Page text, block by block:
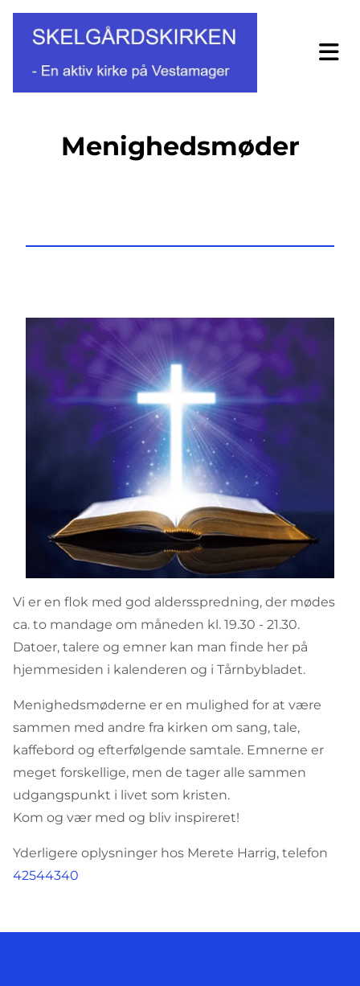
Menighedsmøder
Vi er en flok med god aldersspredning, der mødes
ca. to mandage om måneden kl. 19.30 - 21.30.
Datoer, talere og emner kan man finde her på
hjemmesiden i kalenderen og i Tårnbybladet.
Menighedsmøderne er en mulighed for at være
sammen med andre fra kirken om sang, tale,
kaffebord og efterfølgende samtale. Emnerne er
meget forskellige, men de tager alle sammen
udgangspunkt i livet som kristen.
Kom og vær med og bliv inspireret!
Yderligere oplysninger hos Merete Harrig, telefon
42544340